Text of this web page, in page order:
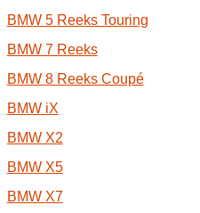
BMW 5 Reeks Touring
BMW 7 Reeks
BMW 8 Reeks Coupé
BMW iX
BMW X2
BMW X5
BMW X7